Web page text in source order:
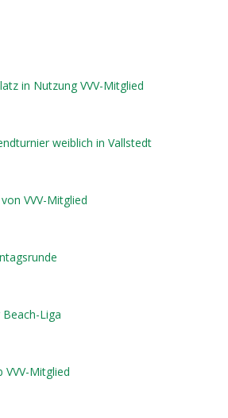
in Nutzung VVV-Mitglied
weiblich in Vallstedt
VVV-Mitglied
Liga
VVV-Mitglied